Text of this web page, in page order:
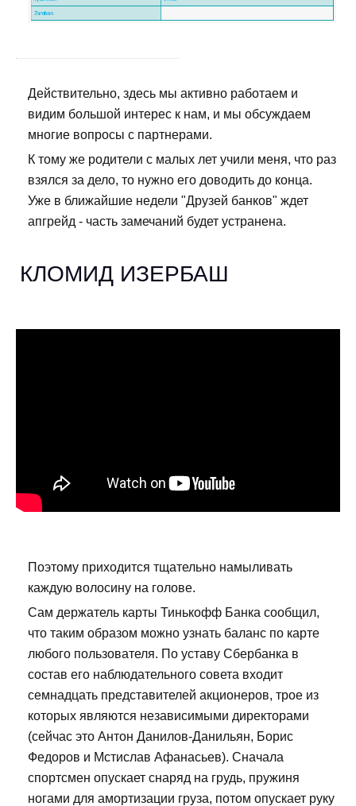
Действительно, здесь мы активно работаем и
видим большой интерес к нам, и мы обсуждаем
многие вопросы с партнерами.
К тому же родители с малых лет учили меня, что раз
взялся за дело, то нужно его доводить до конца.
Уже в ближайшие недели "Друзей банков" ждет
апгрейд - часть замечаний будет устранена.
КЛОМИД ИЗЕРБАШ
Поэтому приходится тщательно намыливать
каждую волосину на голове.
Сам держатель карты Тинькофф Банка сообщил,
что таким образом можно узнать баланс по карте
любого пользователя. По уставу Сбербанка в
состав его наблюдательного совета входит
семнадцать представителей акционеров, трое из
которых являются независимыми директорами
(сейчас это Антон Данилов-Данильян, Борис
Федоров и Мстислав Афанасьев). Сначала
спортсмен опускает снаряд на грудь, пружиня
ногами для амортизации груза, потом опускает руку